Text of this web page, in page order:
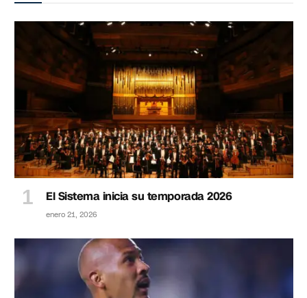
El Sistema inicia su temporada 2026
enero 21, 2026